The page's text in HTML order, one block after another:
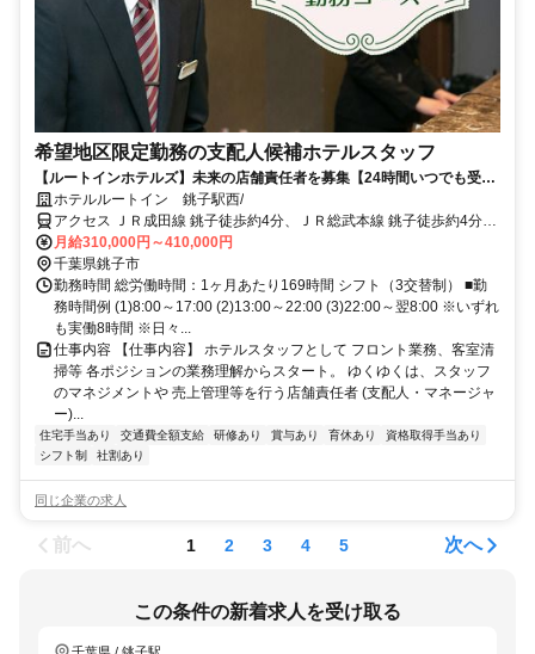
希望地区限定勤務の支配人候補ホテルスタッフ
【ルートインホテルズ】未来の店舗責任者を募集【24時間いつでも受け
られる！AI面接実施中！】
ホテルルートイン 銚子駅西/
アクセス ＪＲ成田線 銚子徒歩約4分、ＪＲ総武本線 銚子徒歩約4分、
銚子電気鉄道 銚子徒歩約4分
月給310,000円～410,000円
千葉県銚子市
勤務時間 総労働時間：1ヶ月あたり169時間 シフト（3交替制） ■勤
務時間例 (1)8:00～17:00 (2)13:00～22:00 (3)22:00～翌8:00 ※いずれ
も実働8時間 ※日々...
仕事内容 【仕事内容】 ホテルスタッフとして フロント業務、客室清
掃等 各ポジションの業務理解からスタート。 ゆくゆくは、スタッフ
のマネジメントや 売上管理等を行う店舗責任者 (支配人・マネージャ
ー)...
住宅手当あり 交通費全額支給 研修あり 賞与あり 育休あり
資格取得手当あり
シフト制
社割あり
同じ企業の求人
前へ 1 2 3 4 5 次へ
この条件の新着求人を受け取る